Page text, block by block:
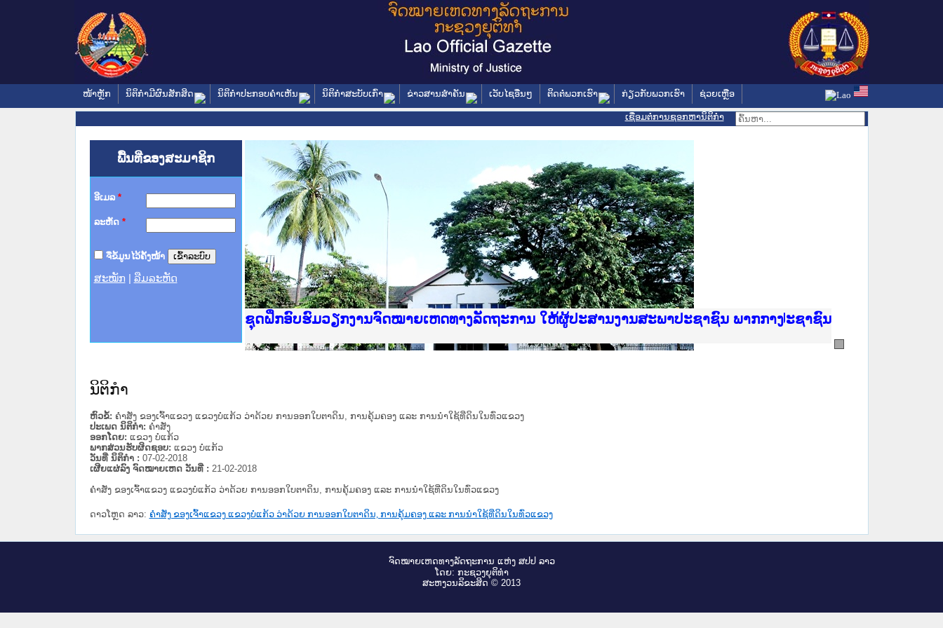
ໜ້າຫຼັກ ນິຕິກໍາມີຜົນສັກສິດ ນິຕິກໍາປະກອບຄໍາເຫັນ ນິຕິກໍາສະບັບເກົ່າ ຂ່າວສານສໍາຄັນ ເວັບໄຊອື່ນໆ ຕິດຕໍ່ພວກເຮົາ ກ່ຽວກັບພວກເຮົາ ຊ່ວຍເຫຼືອ
ເຊື່ອມຕໍ່ການຊອກຫານິຕິກຳ
ພື້ນທີ່ຂອງສະມາຊິກ
ອີເມລ *
ລະຫັດ *
ຈື່ຂໍ້ມູນໄວ້ຄັ້ງໜ້າ
ສະໝັກ ລືມລະຫັດ
Ministry of Justice Lao PDR
ເຜີຍແຜ່ວັບໄຊຈົດໝາຍເຫດທາງລັດຖະການ ແລະ ແອັບກົດໝາຍລາວ ທີ່ ສະຖາບັນຍຸຕິທຳແຫ່ງຊາດ
ກະຊວງຍຸຕິທຳ
ຊຸດຝຶກອົບຮົມວຽກງານຈົດໝາຍເຫດທາງລັດຖະການ ໃຫ້ຜູ້ປະສານງານສະພາປະຊາຊົນ ພາກເໜືອ
ກອງປະຊຸມທົບທວນຄືນການຈັດຕັ້ງປະຕິບັດວຽກງານຈົດໝາຍເຫດທາງລັດຖະການ
ຝຶກອົບຮົມ ຜູ່ປະສານງານວຽກງານຈົດໝາຍເຫດທາງລັດຖະການ ສຳລັບ ພາກກາງ
ຝຶກອົບຮົມ ຜູ່ປະສານງານວຽກງານຈົດໝາຍເຫດທາງລັດຖະການ ສຳລັບ ພາກໃຕ້
ເຜີຍແຜ່ແອັບກົດໝາຍລາວ ແລະ ເວັບໄຊຈົດໝາຍເຫດທາງລັດຖະການ ທີ່ ວິທະຍາຄານຕຳຫຼວດປະຊາຊົນ
ເຜີຍແຜ່ແອັບກົດໝາຍລາວ ແລະ ເວັບໄຊຈົດໝາຍເຫດທາງລັດຖະການ ທີ່ ວິທະຍາຄານສັນຕິບານປະຊາຊົນ
ຍົກລະດັບວຽກງານຈົດໝາຍເຫດທາງລັດຖະການໃຫ້ຜູ້ປະສານງານຂັ້ນແຂວງພາກເໜືອ
ຊຸດຝຶກອົບຮົມວຽກງານຈົດໝາຍເຫດທາງລັດຖະການ ໃຫ້ຜູ້ປະສານງານສະພາປະຊາຊົນ ພາກກາງ
ນິຕິກໍາ
ຫົວຂໍ້: ຄຳສັ່ງ ຂອງເຈົ້າແຂວງ ແຂວງບໍ່ແກ້ວ ວ່າດ້ວຍ ການອອກໃບຕາດິນ, ການຄຸ້ມຄອງ ແລະ ການນຳໃຊ້ທີ່ດິນໃນທົ່ວແຂວງ
ປະເພດ ນິຕິກໍາ: ຄໍາສັ່ງ
ອອກໂດຍ: ແຂວງ ບໍ່ແກ້ວ
ພາກສ່ວນຮັບຜິດຊອບ: ແຂວງ ບໍ່ແກ້ວ
ວັນທີ່ ນິຕິກໍາ : 07-02-2018
ເຜີຍແຜ່ລົງ ຈົດໝາຍເຫດ ວັນທີ່ : 21-02-2018
ຄຳສັ່ງ ຂອງເຈົ້າແຂວງ ແຂວງບໍ່ແກ້ວ ວ່າດ້ວຍ ການອອກໃບຕາດິນ, ການຄຸ້ມຄອງ ແລະ ການນຳໃຊ້ທີ່ດິນໃນທົ່ວແຂວງ
ດາວໂຫຼດ ລາວ: ຄຳສັ່ງ ຂອງເຈົ້າແຂວງ ແຂວງບໍ່ແກ້ວ ວ່າດ້ວຍ ການອອກໃບຕາດິນ, ການຄຸ້ມຄອງ ແລະ ການນຳໃຊ້ທີ່ດິນໃນທົ່ວແຂວງ
ຈົດ​ໝາຍ​ເຫດ​ທາງ​ລັດ​ຖະ​ການ ແຫ່ງ ສ​ປ​ປ ລາວ
ໂດຍ: ກະ​ຊວງຍຸ​ຕິ​ທຳ
ສະ​ຫງວນ​ລິ​ຂະ​ສິດ © 2013